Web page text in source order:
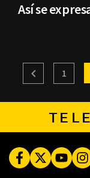
Así se
1
FacebookTwitter